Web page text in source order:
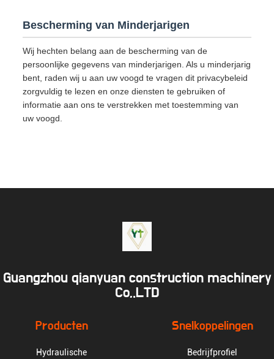
Bescherming van Minderjarigen
Wij hechten belang aan de bescherming van de
persoonlijke gegevens van minderjarigen. Als u minderjarig
bent, raden wij u aan uw voogd te vragen dit privacybeleid
zorgvuldig te lezen en onze diensten te gebruiken of
informatie aan ons te verstrekken met toestemming van
uw voogd.
Guangzhou qianyuan construction machinery
Co,.LTD
Producten
Hydraulische
Snelkoppelingen
Bedrijfprofiel